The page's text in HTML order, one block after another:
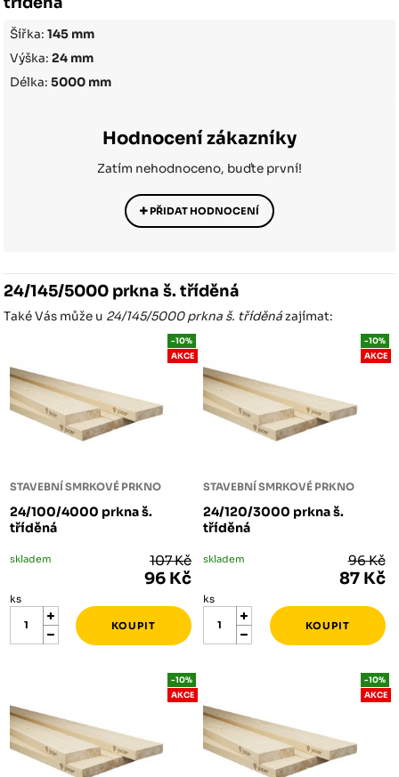
Šířka:145 mm
Výška:24 mm
Délka:5000 mm
Hodnocení zákazníky
Zatím nehodnoceno, buďte první!
PŘIDAT HODNOCENÍ
24/145/5000 prkna š. tříděná
Také Vás může u 24/145/5000 prkna š. tříděnázajímat:
STAVEBNÍ SMRKOVÉ PRKNO
24/100/4000 prkna š.
tříděná
-10%
AKCE
skladem 107 Kč
96 Kč
ks
STAVEBNÍ SMRKOVÉ PRKNO
24/120/3000 prkna š.
tříděná
-10%
AKCE
skladem 96 Kč
87 Kč
ks
-10%
AKCE
-10%
AKCE